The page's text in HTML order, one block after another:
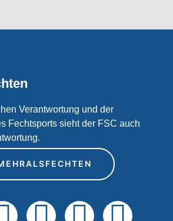
Verantwortung und der
Fechtsports sieht der FSC auch